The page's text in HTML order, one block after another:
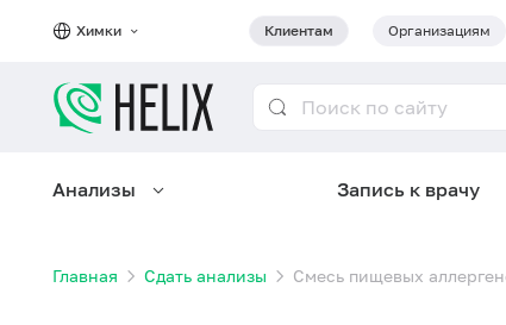
Химки Клиентам Организациям
Анализы Запись к врачу
Главная Сдать анализы Смесь пищевых